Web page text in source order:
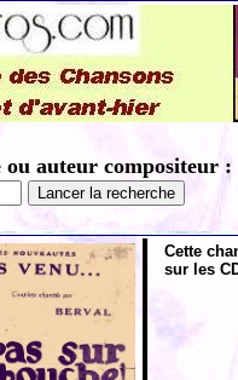
auteur compositeur :
Cette
sur les